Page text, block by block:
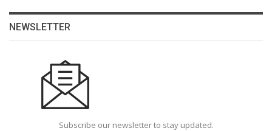
NEWSLETTER
Subscribe our newsletter to stay updated.